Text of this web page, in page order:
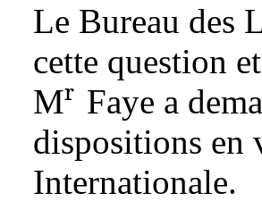
Le Bureau des
cette question
Mr
{}^{\text{r}}
Faye a
dispositions en
Internationale.